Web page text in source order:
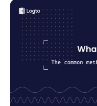
Czym jest CLI Auth i
metody